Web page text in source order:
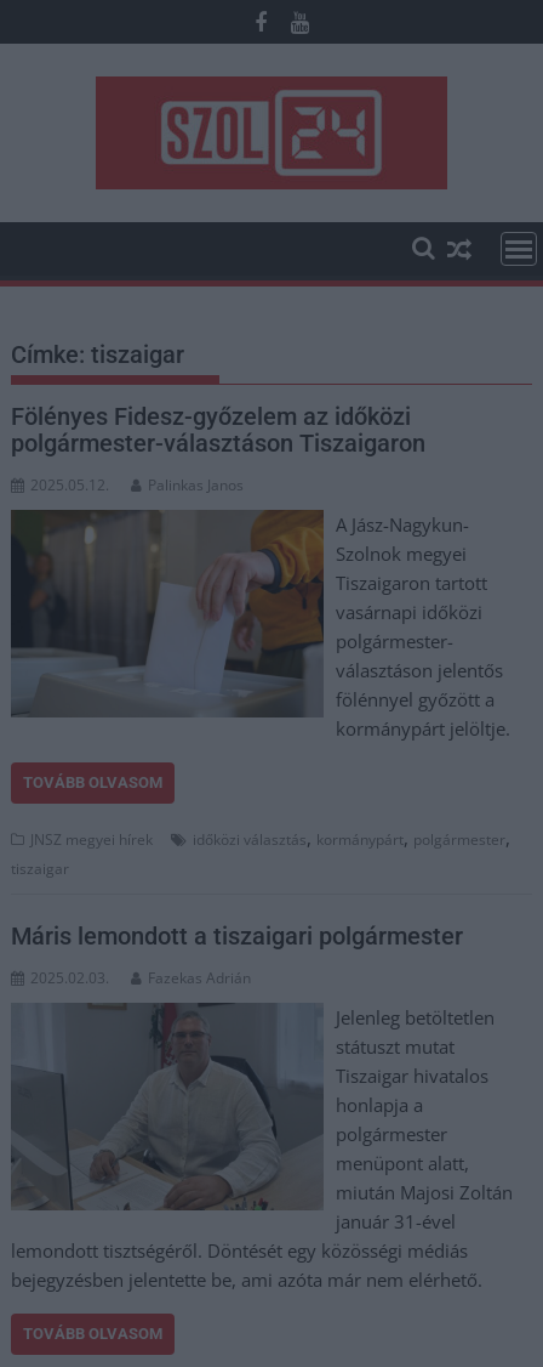
to
Címke:tiszaigar
Fölényes Fidesz-győzelem az időközi
polgármester-választáson Tiszaigaron
2025.05.12. Palinkas Janos
A Jász-Nagykun-
Szolnok megyei
Tiszaigaron tartott
vasárnapi időközi
polgármester-
választáson jelentős
fölénnyel győzött a
kormánypárt jelöltje.
TOVÁBB OLVASOM
JNSZ megyei hírek időközi választás, kormánypárt, polgármester,
tiszaigar
Máris lemondott a tiszaigari polgármester
2025.02.03. Fazekas Adrián
Jelenleg betöltetlen
státuszt mutat
Tiszaigar hivatalos
honlapja a
polgármester
menüpont alatt,
miután Majosi Zoltán
január 31-ével
lemondott tisztségéről. Döntését egy közösségi médiás
bejegyzésben jelentette be, ami azóta már nem elérhető.
TOVÁBB OLVASOM